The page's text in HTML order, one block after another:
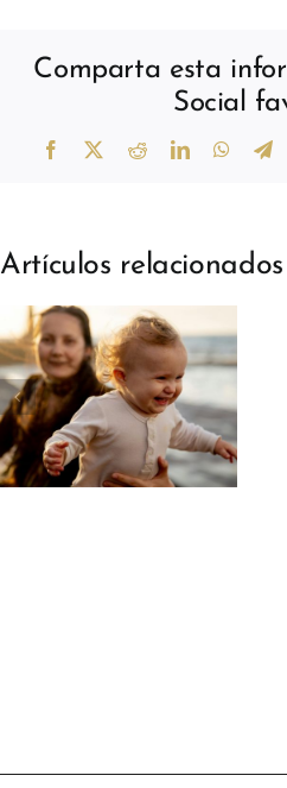
Comparta esta
Social
Facebook RedditLinkedIn
Artículos relacionados
Baberos de
rizo:
comodidad y
practicidad
para los más
pequeños